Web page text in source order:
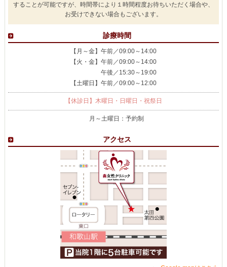
することが可能ですが、時間帯により１時間程度お待ちいただく場合や、
お受けできない場合もございます。
診療時間
【月～金】午前／09:00～14:00
【火・金】午前／09:00～14:00
午後／15:30～19:00
【土曜日】午前／09:00～12:00
【休診日】木曜日・日曜日・祝祭日
月～土曜日：予約制
アクセス